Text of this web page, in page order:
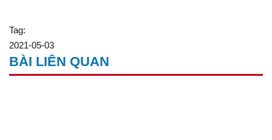
Tag:
2021-05-03
BÀI LIÊN QUAN